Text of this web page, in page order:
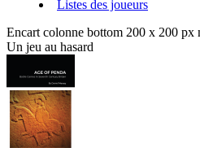
Listes des joueurs
Encart colonne bottom 200 x 200 px
Un jeu au hasard